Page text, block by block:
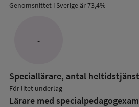
Genomsnittet i Sverige är 73,4%
-
Speciallärare, antal
För litet underlag
Lärare med